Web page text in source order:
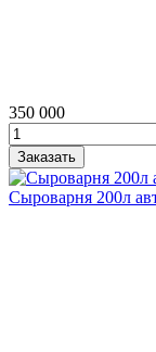
350 000
Сыроварня 200л